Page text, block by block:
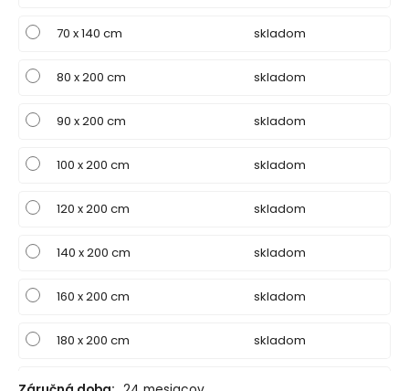
70 x 140 cm skladom
80 x 200 cm skladom
90 x 200 cm skladom
100 x 200 cm skladom
120 x 200 cm skladom
140 x 200 cm skladom
160 x 200 cm skladom
180 x 200 cm skladom
200 x 200 cm